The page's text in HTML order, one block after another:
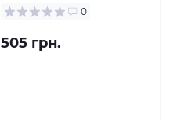
0
505 грн.